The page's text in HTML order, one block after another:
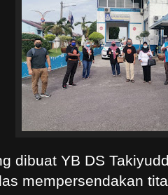
dibuat YB DS
mempersendakan